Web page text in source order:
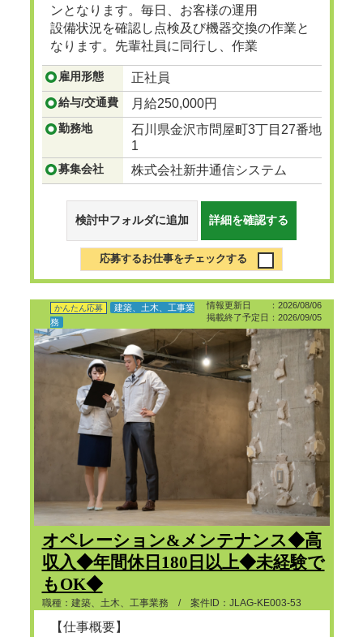
ンとなります。毎日、お客様の運用
設備状況を確認し点検及び機器交換の作業と
なります。先輩社員に同行し、作業
補助しながら仕事の進め方から覚えていただ
きますので、未経験からでも通信や
...つづきを見る
雇用形態 正社員
給与/交通費 月給250,000円
勤務地
石川県金沢市問屋町3丁目27番地
1
募集会社 株式会社新井通信システム
検討中フォルダに追加 詳細を確認する
応募するお仕事をチェックする
情報更新日 ：2026/08/06
掲載終了予定日：2026/09/05
かんたん応募
建築、土木、工事業
務
オペレーション&メンテナンス◆高
収入◆年間休日180日以上◆未経験で
もOK◆
職種：建築、土木、工事業務 / 案件ID：JLAG-KE003-53
【仕事概要】